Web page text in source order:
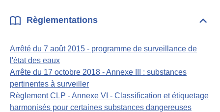
Règlementations
Arrêté du 7 août 2015 - programme de surveillance de
l'état des eaux
Arrête du 17 octobre 2018 - Annexe III : substances
pertinentes à surveiller
Règlement CLP - Annexe VI - Classification et étiquetage
harmonisés pour certaines substances dangereuses